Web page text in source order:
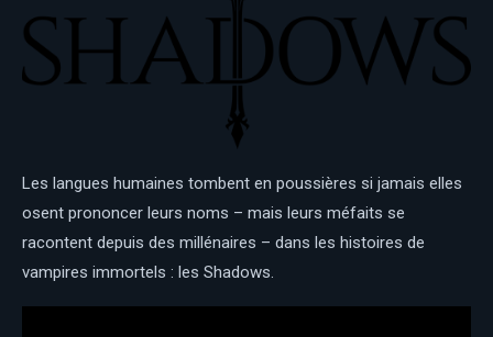
Les langues humaines tombent en poussières si jamais elles
osent prononcer leurs noms – mais leurs méfaits se
racontent depuis des millénaires – dans les histoires de
vampires immortels : les Shadows.